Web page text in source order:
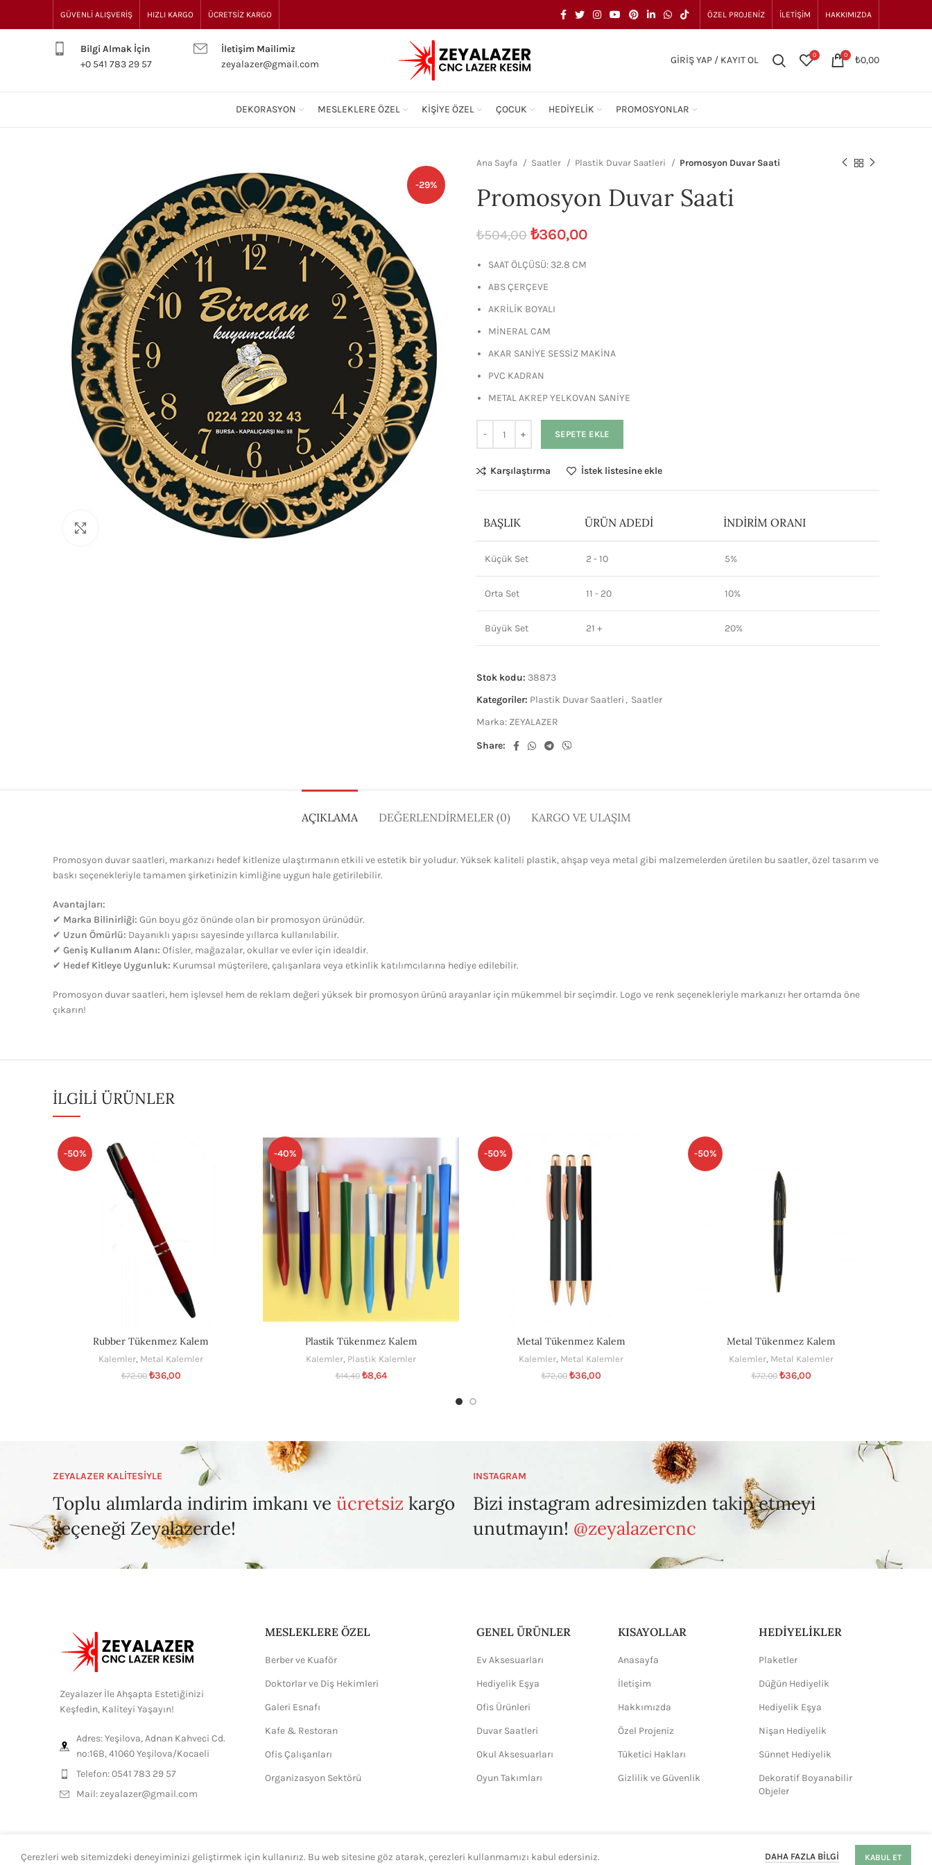
GÜVENLİ ALIŞVERİŞ HIZLI KARGO ÜCRETSİZ KARGO ÖZEL PROJENIZ İLETIŞIM HAKKIMIZDA
Bilgi Almak İçin
+0 541 783 29 57
İletişim Mailimiz
zeyalazer@gmail.com
GIRIŞ YAP / KAYIT OL 0 0 ₺0,00
DEKORASYON MESLEKLERE ÖZEL KIŞIYE ÖZEL ÇOCUK HEDIYELIK PROMOSYONLAR
-29%
Büyütmek için tıklayın
Ana Sayfa Saatler Plastik Duvar Saatleri Promosyon Duvar Saati
Promosyon Duvar Saati
₺504,00 ₺360,00
SAAT ÖLÇÜSÜ: 32.8 CM
ABS ÇERÇEVE
AKRİLİK BOYALI
MİNERAL CAM
AKAR SANİYE SESSİZ MAKİNA
PVC KADRAN
METAL AKREP YELKOVAN SANİYE
SEPETE EKLE
Karşılaştırma İstek listesine ekle
BAŞLIK ÜRÜN ADEDI İNDIRIM ORANI
Küçük Set 2 - 10 5%
Orta Set 11 - 20 10%
Büyük Set 21 + 20%
Stok kodu: 38873
Kategoriler: Plastik Duvar Saatleri , Saatler
Marka: ZEYALAZER
Share:
AÇIKLAMA DEĞERLENDIRMELER (0) KARGO VE ULAŞIM
Promosyon duvar saatleri, markanızı hedef kitlenize ulaştırmanın etkili ve estetik bir yoludur. Yüksek kaliteli plastik, ahşap veya metal gibi malzemelerden üretilen bu saatler, özel tasarım ve
baskı seçenekleriyle tamamen şirketinizin kimliğine uygun hale getirilebilir.
Avantajları:
✔ Marka Bilinirliği: Gün boyu göz önünde olan bir promosyon ürünüdür.
✔ Uzun Ömürlü: Dayanıklı yapısı sayesinde yıllarca kullanılabilir.
✔ Geniş Kullanım Alanı: Ofisler, mağazalar, okullar ve evler için idealdir.
✔ Hedef Kitleye Uygunluk: Kurumsal müşterilere, çalışanlara veya etkinlik katılımcılarına hediye edilebilir.
Promosyon duvar saatleri, hem işlevsel hem de reklam değeri yüksek bir promosyon ürünü arayanlar için mükemmel bir seçimdir. Logo ve renk seçenekleriyle markanızı her ortamda öne
çıkarın!
İLGILI ÜRÜNLER
-50%
Rubber Tükenmez Kalem
Kalemler, Metal Kalemler
₺72,00 ₺36,00
-40%
Plastik Tükenmez Kalem
Kalemler, Plastik Kalemler
₺14,40 ₺8,64
-50%
Metal Tükenmez Kalem
Kalemler, Metal Kalemler
₺72,00 ₺36,00
-50%
Metal Tükenmez Kalem
Kalemler, Metal Kalemler
₺72,00 ₺36,00
ZEYALAZER KALİTESİYLE
Toplu alımlarda indirim imkanı ve ücretsiz kargo
seçeneği Zeyalazerde!
INSTAGRAM
Bizi instagram adresimizden takip etmeyi
unutmayın! @zeyalazercnc
Zeyalazer İle Ahşapta Estetiğinizi
Keşfedin, Kaliteyi Yaşayın!
Adres: Yeşilova, Adnan Kahveci Cd.
no:16B, 41060 Yeşilova/Kocaeli
Telefon: 0541 783 29 57
Mail:zeyalazer@gmail.com
MESLEKLERE ÖZEL
Berber ve Kuaför
Doktorlar ve Diş Hekimleri
Galeri Esnafı
Kafe & Restoran
Ofis Çalışanları
Organizasyon Sektörü
GENEL ÜRÜNLER
Ev Aksesuarları
Hediyelik Eşya
Ofis Ürünleri
Duvar Saatleri
Okul Aksesuarları
Oyun Takımları
KISAYOLLAR
Anasayfa
İletişim
Hakkımızda
Özel Projeniz
Tüketici Hakları
Gizlilik ve Güvenlik
HEDİYELİKLER
Plaketler
Düğün Hediyelik
Hediyelik Eşya
Nişan Hediyelik
Sünnet Hediyelik
Dekoratif Boyanabilir
Objeler
2024 Tasarım ve DizaynH.Ali.KTüm hakları saklıdır.
Çerezleri web sitemizdeki deneyiminizi geliştirmek için kullanırız. Bu web sitesine göz atarak, çerezleri kullanmamızı kabul edersiniz. DAHA FAZLA BILGI KABUL ET